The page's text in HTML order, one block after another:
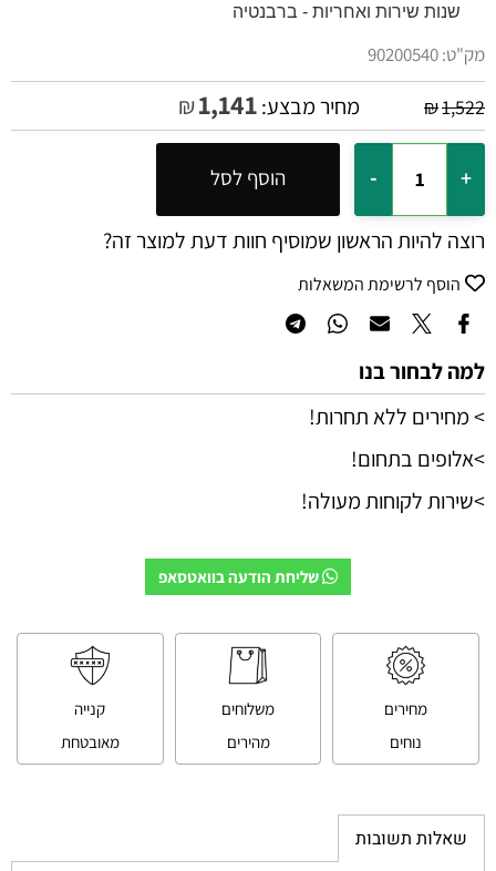
מק"ט:90200540
₪1,522 מחיר מבצע: ₪1,141
הוסף לסל
רוצה להיות הראשון שמוסיף חוות דעת למוצר זה?
הוסף לרשימת המשאלות
למה לבחור בנו
> מחירים ללא תחרות!
>אלופים בתחום!
>שירות לקוחות מעולה!
שליחת הודעה בוואטסאפ
מחירים
נוחים
משלוחים
מהירים
קנייה
מאובטחת
שאלות תשובות